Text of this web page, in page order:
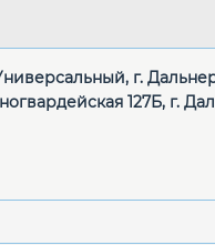
г.
127Б, г.